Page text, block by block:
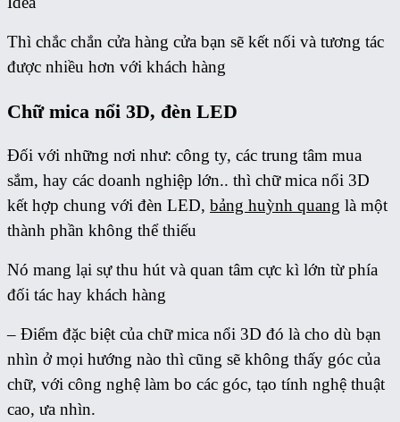
Thì chắc chắn cửa hàng cửa bạn sẽ kết nối và tương tác
được nhiều hơn với khách hàng
Chữ mica nổi 3D, đèn LED
Đối với những nơi như: công ty, các trung tâm mua
sắm, hay các doanh nghiệp lớn.. thì chữ mica nổi 3D
kết hợp chung với đèn LED, bảng huỳnh quang là một
thành phần không thể thiếu
Nó mang lại sự thu hút và quan tâm cực kì lớn từ phía
đối tác hay khách hàng
– Điểm đặc biệt của chữ mica nổi 3D đó là cho dù bạn
nhìn ở mọi hướng nào thì cũng sẽ không thấy góc của
chữ, với công nghệ làm bo các góc, tạo tính nghệ thuật
cao, ưa nhìn.